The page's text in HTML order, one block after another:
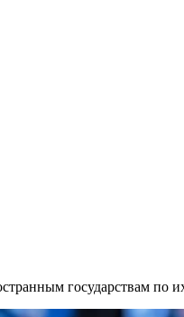
государствам